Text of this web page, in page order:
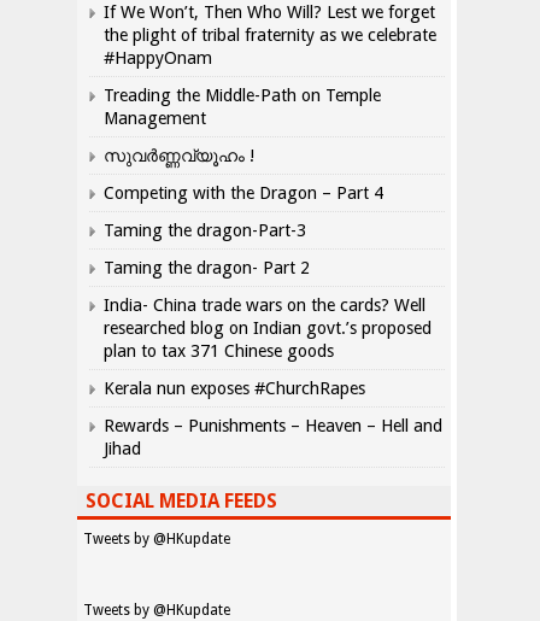
If We Won’t, Then Who Will? Lest we forget
the plight of tribal fraternity as we celebrate
#HappyOnam
Treading the Middle-Path on Temple
Management
സുവർണ്ണവ്യൂഹം !
Competing with the Dragon – Part 4
Taming the dragon-Part-3
Taming the dragon- Part 2
India- China trade wars on the cards? Well
researched blog on Indian govt.’s proposed
plan to tax 371 Chinese goods
Kerala nun exposes #ChurchRapes
Rewards – Punishments – Heaven – Hell and
Jihad
SOCIAL MEDIA FEEDS
Tweets by @HKupdate
Tweets by @HKupdate